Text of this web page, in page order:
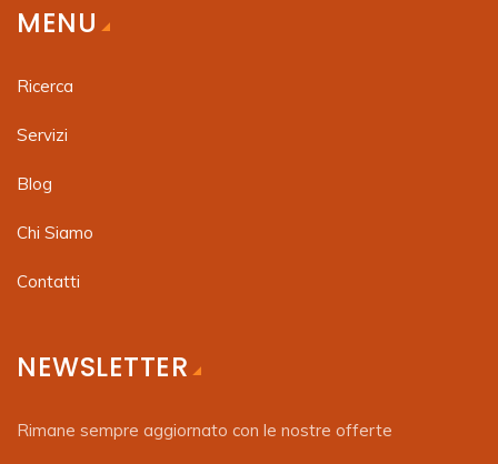
MENU
Ricerca
Servizi
Blog
Chi Siamo
Contatti
NEWSLETTER
Rimane sempre aggiornato con le nostre offerte